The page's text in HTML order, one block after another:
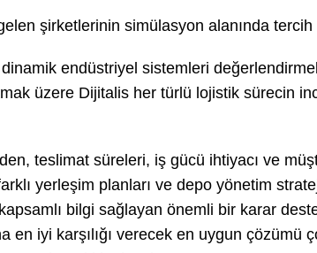
şirketlerinin simülasyon alanında
endüstriyel sistemleri
üzere Dijitalis her türlü lojistik sürecin
teslimat süreleri, iş gücü ihtiyacı ve
yerleşim planları ve depo yönetim
bilgi sağlayan önemli bir karar
iyi karşılığı verecek en uygun çözümü